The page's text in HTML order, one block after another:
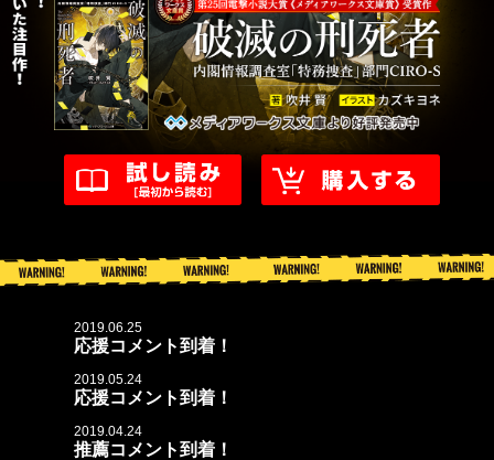
2019.06.25
応援コメント到着！
2019.05.24
応援コメント到着！
2019.04.24
推薦コメント到着！